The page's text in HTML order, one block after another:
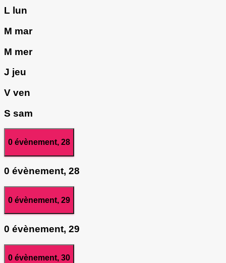
L lun
M mar
M mer
J jeu
V ven
S sam
0 évènement, 28
0 évènement, 28
0 évènement, 29
0 évènement, 29
0 évènement, 30